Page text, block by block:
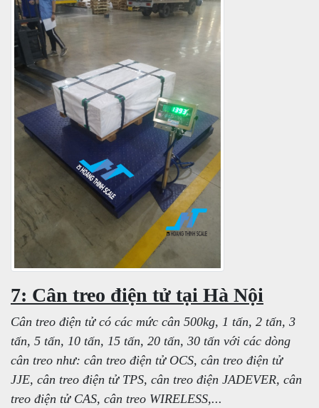
7: Cân treo điện tử tại Hà Nội
Cân treo điện tử có các mức cân 500kg, 1 tấn, 2 tấn, 3
tấn, 5 tấn, 10 tấn, 15 tấn, 20 tấn, 30 tấn với các dòng
cân treo như: cân treo điện tử OCS, cân treo điện tử
JJE, cân treo điện tử TPS, cân treo điện JADEVER, cân
treo điện tử CAS, cân treo WIRELESS,...